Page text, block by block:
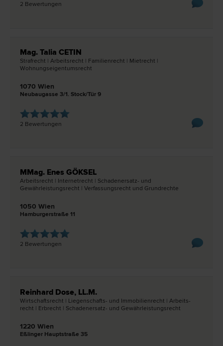
2 Bewertungen
Mag. Talia CETIN
Straf­recht | Arbeits­recht | Familien­recht | Miet­recht |
Wohnungseigentums­recht
1070 Wien
Neubaugasse 3/1. Stock/Tür 9
2 Bewertungen
MMag. Enes GÖKSEL
Arbeits­recht | Internet­recht | Schadenersatz- und
Gewährleistungs­recht | Verfassungs­recht und Grund­rechte
1050 Wien
Hamburgerstraße 11
2 Bewertungen
Reinhard Dose, LL.M.
Wirtschafts­recht | Liegenschafts- und Immobilien­recht | Arbeits­
recht | Erb­recht | Schadenersatz- und Gewährleistungs­recht
1220 Wien
Eßlinger Hauptstraße 35